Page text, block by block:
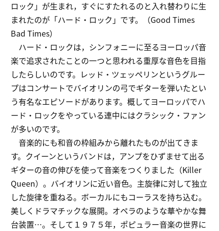
ロック」が生まれ，すぐにすたれるのと入れ替わりに生
まれたのが「ハード・ロック」です。（Good Times
Bad Times）
ハード・ロックは，シンフォニーに至るヨーロッパ音
楽で追求されたことの一つと思われる重厚な音色を目指
したらしいのです。レッド・ツェッペリンというグルー
プはコンサートでバイオリンの弓でギターを弾いたとい
う有名なエピソードがあります。概してヨーロッパでハ
ード・ロックをやっている連中にはクラシック・ファン
が多いのです。
音楽的にも和音の枠組みから離れたものが出てきま
す。クイーンというバンドは，アンプをひずませて出る
ギターの音の伸びを使って音楽をつくりました（Killer
Queen）。バイオリンに近い音色。主旋律に対して独立
した旋律を重ねる。ボーカルにもコーラスを持ち込む。
美しくドラマチックな展開。オペラのような華やかな舞
台装置…。そして１９７５年，ポピュラー音楽の世界に